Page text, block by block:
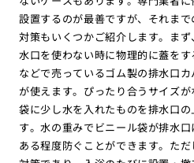
設置するのが最善ですが、それま
対策もいくつかご紹介します。ま
水口を使わない時に物理的に蓋を
などで売っているゴム製の排水口
が使えます。ぴったり合うサイズ
袋に少し水を入れたものを排水口
す。水の重みでビニール袋が排水
ある程度防ぐことができます。た